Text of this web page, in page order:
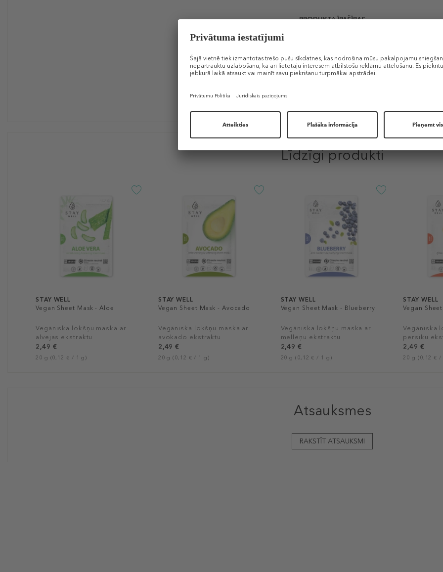
PRODUKTA ĪPAŠĪBAS
Līdzīgi produkti
STAY WELL
Vegan Sheet Mask - Aloe
Vegāniska lokšņu maska ar
alvejas ekstraktu
2,49 €
20 g (0,12 € / 1 g)
STAY WELL
Vegan Sheet Mask - Avocado
Vegāniska lokšņu maska ar
avokado ekstraktu
2,49 €
20 g (0,12 € / 1 g)
STAY WELL
Vegan Sheet Mask - Blueberry
Vegāniska lokšņu maska ar
melleņu ekstraktu
2,49 €
20 g (0,12 € / 1 g)
STAY WELL
Vegan
Vegāniska
persiku
2,49 €
20 g (0,12 € /
Atsauksmes
RAKSTĪT ATSAUKSMI